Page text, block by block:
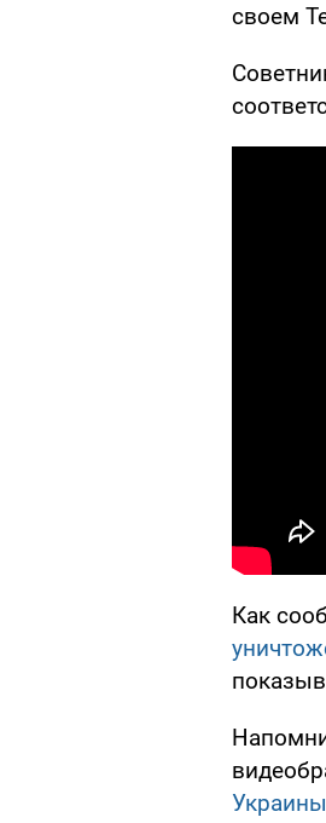
своем
Как